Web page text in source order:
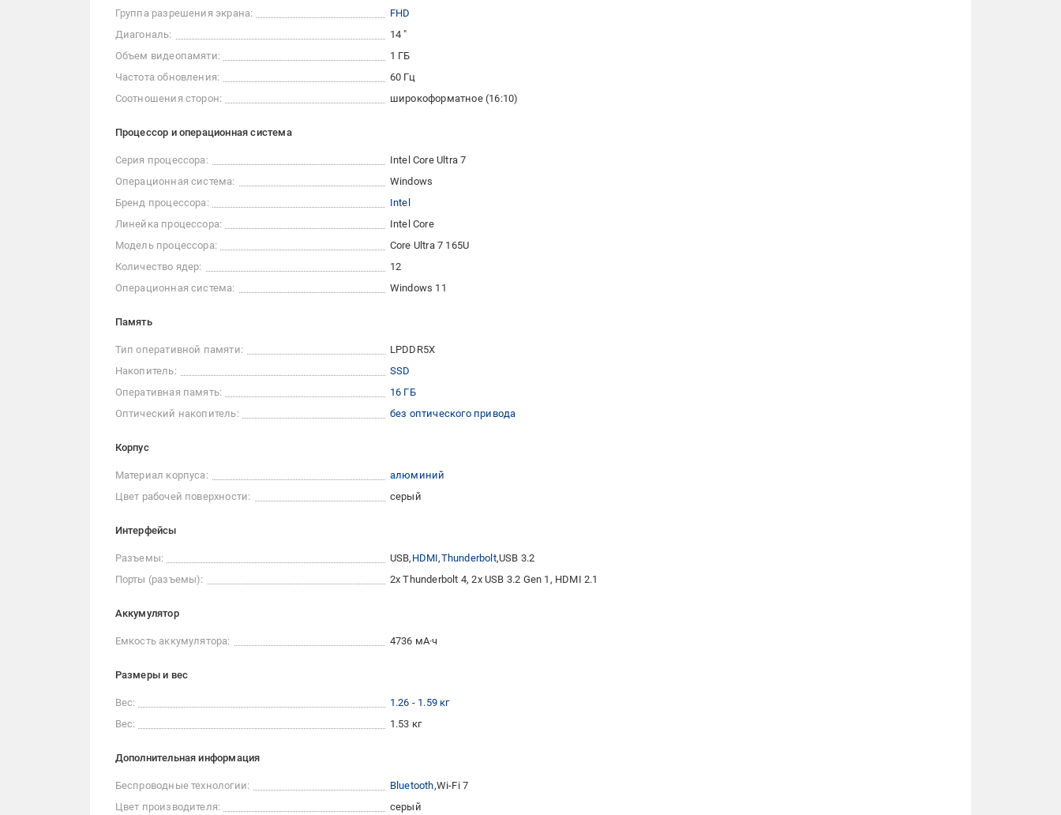
Группа разрешения экрана:
FHD
Диагональ:
14 "
Объем видеопамяти:
1 ГБ
Частота обновления:
60 Гц
Соотношения сторон:
широкоформатное (16:10)
Процессор и операционная система
Серия процессора:
Intel Core Ultra 7
Операционная система:
Windows
Бренд процессора:
Intel
Линейка процессора:
Intel Core
Модель процессора:
Core Ultra 7 165U
Количество ядер:
12
Операционная система:
Windows 11
Память
Тип оперативной памяти:
LPDDR5X
Накопитель:
SSD
Оперативная память:
16 ГБ
Оптический накопитель:
без оптического привода
Корпус
Материал корпуса:
алюминий
Цвет рабочей поверхности:
серый
Интерфейсы
Разъемы: USB HDMI Thunderbolt USB 3.2
Порты (разъемы):
2x Thunderbolt 4, 2x USB 3.2 Gen 1, HDMI 2.1
Аккумулятор
Емкость аккумулятора: 4736 мА·ч
Размеры и вес
Вес:
1.26 - 1.59 кг
Вес:
1.53 кг
Дополнительная информация
Беспроводные технологии: Bluetooth Wi-Fi 7
Цвет производителя:
серый